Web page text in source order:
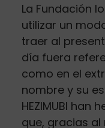
La Fundación
utilizar un
traer al
día fuera
como en el
nombre y su
HEZIMUBI han
que, gracias